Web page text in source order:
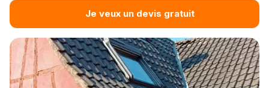
Je veux un devis gratuit